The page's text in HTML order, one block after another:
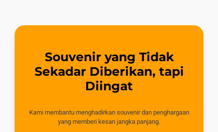
Souvenir yang Tidak
Sekadar Diberikan, tapi
Diingat
Kami membantu menghadirkan souvenir dan penghargaan
yang memberi kesan jangka panjang.